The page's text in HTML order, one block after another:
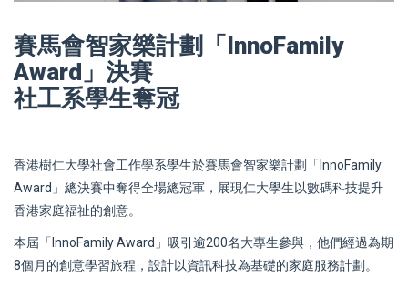
賽馬會智家樂計劃「InnoFamily
Award」決賽
社工系學生奪冠
香港樹仁大學社會工作學系學生於賽馬會智家樂計劃「InnoFamily
Award」總決賽中奪得全場總冠軍，展現仁大學生以數碼科技提升
香港家庭福祉的創意。
本屆「InnoFamily Award」吸引逾200名大專生參與，他們經過為期
8個月的創意學習旅程，設計以資訊科技為基礎的家庭服務計劃。